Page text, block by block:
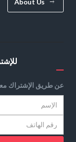
عن طريق الإشتراك